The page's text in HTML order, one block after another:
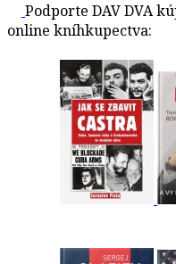
Podporte DAV DVA
online kníhkupectva: